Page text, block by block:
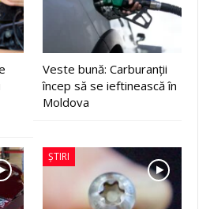
Veste bună: Carburanții
încep să se ieftinească în
Moldova
ȘTIRI